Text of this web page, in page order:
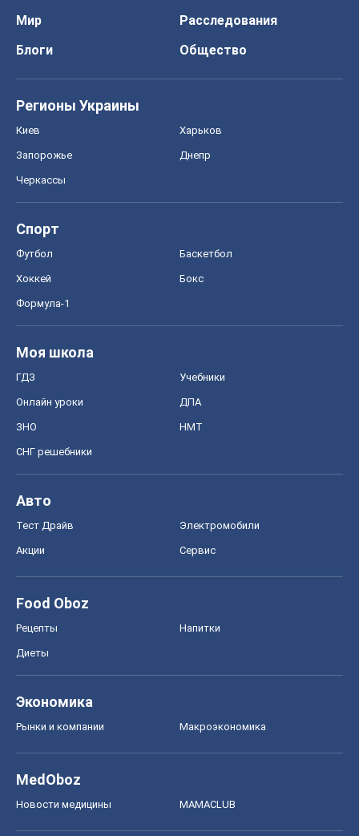
Мир
Расследования
Блоги
Общество
Регионы Украины
Киев Харьков
Запорожье Днепр
Черкассы
Спорт
Футбол Баскетбол
Хоккей Бокс
Формула-1
Моя школа
ГДЗ Учебники
Онлайн уроки ДПА
ЗНО НМТ
СНГ решебники
Авто
Тест Драйв Электромобили
Акции Сервис
Food Oboz
Рецепты Напитки
Диеты
Экономика
Рынки и компании Mакроэкономика
MedOboz
Новости медицины MAMACLUB